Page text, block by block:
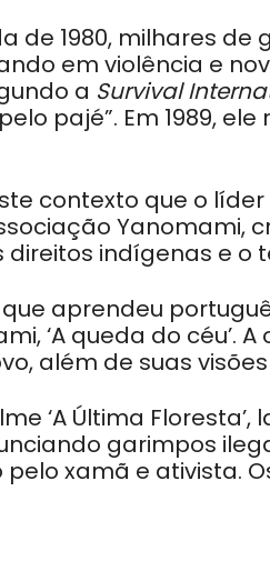
de 1980, milhares
em violência e
a Survival
pajé”. Em 1989,
contexto que o
Yanomami,
direitos indígenas e o
aprendeu
‘A queda do céu’.
além de suas
‘A Última
garimpos
xamã e ativista.